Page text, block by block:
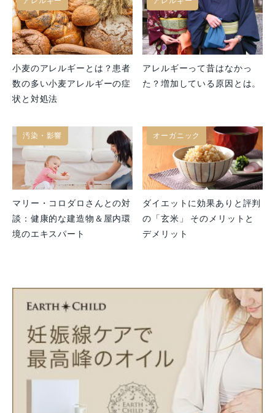
小麦のアレルギーとは？患者
数の多い小麦アレルギーの症
状と対処法
アレルギーって昔はなかっ
た？増加している原因とは。
汚染・影響
マリー・コロダロさんとの対
談：健康的な建造物＆屋内環
境のエキスパート
オーガニック
ダイエットに効果ありと評判
の「玄米」 そのメリットと
デメリット